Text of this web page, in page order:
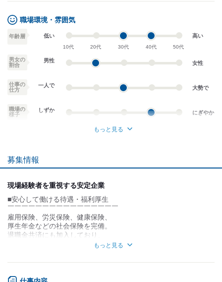
職場環境・雰囲気
年齢層 低い
10代 20代 30代 40代 50代
高い
男女の
割合
男性 女性
仕事の
仕方
一人で 大勢で
職場の
様子
しずか にぎやか
個性が生かせる
デスクワーク
お客様との対話が
少ない
力仕事が少ない
もっと見る
募集情報
現場経験者を重視する安定企業
■安心して働ける待遇・福利厚生
￣￣￣￣￣￣￣￣￣￣￣￣￣￣￣￣
雇用保険、労災保険、健康保険、
厚生年金などの社会保険を完備。
退職金共済にも加入しており、
長期的なキャリア形成を支援します。
■若手現場経験者活躍中
現場経験を活かし即戦力として
もっと見る